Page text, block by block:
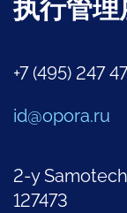
执行管理
+7 (495) 247
id@opora.ru
2-y
127473